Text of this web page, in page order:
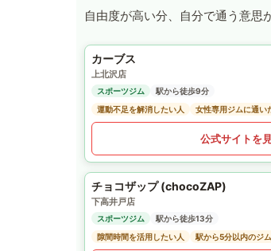
自由度が高い分、自分で通う意思
カーブス
上北沢店
スポーツジム
駅から徒歩9分
運動不足を解消したい人
女性専用ジムに通い
公式サイトを
チョコザップ (chocoZAP)
下高井戸店
スポーツジム
駅から徒歩13分
隙間時間を活用したい人
駅から5分以内のジ